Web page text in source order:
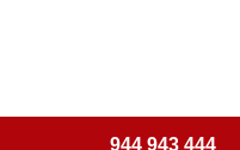
944 943 444